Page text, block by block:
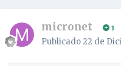
micronet 1
Publicado22 de